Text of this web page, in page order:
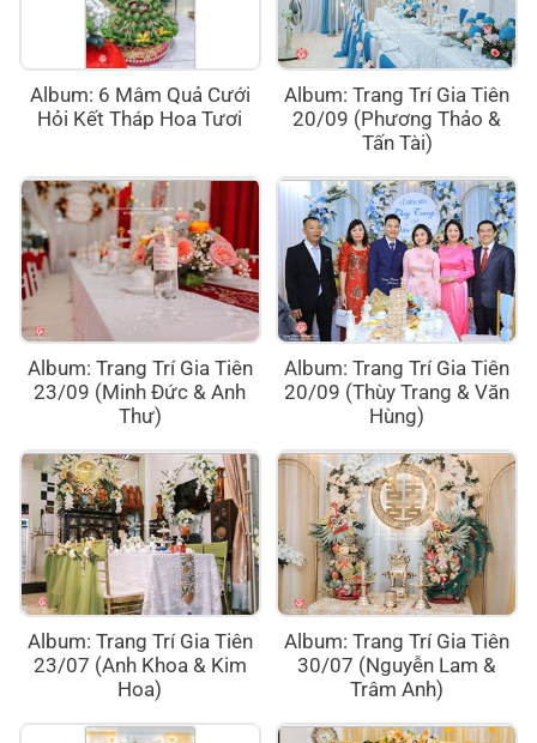
Album: 6 Mâm Quả Cưới
Hỏi Kết Tháp Hoa Tươi
Album: Trang Trí Gia Tiên
20/09 (Phương Thảo &
Tấn Tài)
Album: Trang Trí Gia Tiên
23/09 (Minh Đức & Anh
Thư)
Album: Trang Trí Gia Tiên
20/09 (Thùy Trang & Văn
Hùng)
Album: Trang Trí Gia Tiên
23/07 (Anh Khoa & Kim
Hoa)
Album: Trang Trí Gia Tiên
30/07 (Nguyễn Lam &
Trâm Anh)